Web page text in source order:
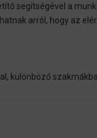
segítségével a
arról, hogy az
különböző